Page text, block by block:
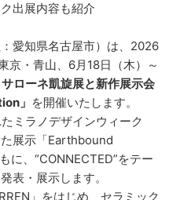
出展内容も紹介
愛知県名古屋市）は、2026
京・青山、6月18日（木）～
サローネ凱旋展と新作展示会
」 を開催いたします。
ミラノデザインウィーク
展示「Earthbound
に、“CONNECTED”をテー
表・展示します。
」をはじめ、セラミック